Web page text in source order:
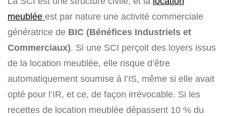
meublée est par nature une activité commerciale
génératrice de BIC (Bénéfices Industriels et
Commerciaux). Si une SCI perçoit des loyers issus
de la location meublée, elle risque d’être
automatiquement soumise à l’IS, même si elle avait
opté pour l’IR, et ce, de façon irrévocable. Si les
recettes de location meublée dépassent 10 % du